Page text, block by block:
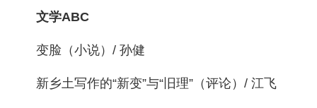
文学ABC
变脸（小说）/ 孙健
新乡土写作的“新变”与“旧理”（评论）/ 江飞